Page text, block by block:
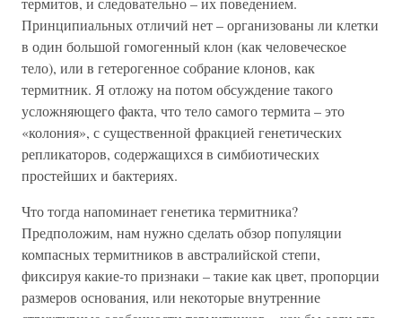
Принципиальных отличий нет – организованы ли клетки
в один большой гомогенный клон (как человеческое
тело), или в гетерогенное собрание клонов, как
термитник. Я отложу на потом обсуждение такого
усложняющего факта, что тело самого термита – это
«колония», с существенной фракцией генетических
репликаторов, содержащихся в симбиотических
простейших и бактериях.
Что тогда напоминает генетика термитника?
Предположим, нам нужно сделать обзор популяции
компасных термитников в австралийской степи,
фиксируя какие-то признаки – такие как цвет, пропорции
размеров основания, или некоторые внутренние